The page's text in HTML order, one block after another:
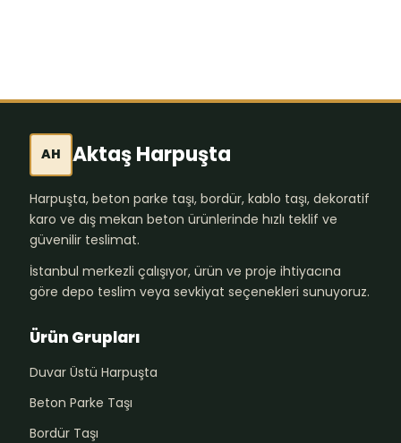
AH Aktaş Harpuşta
Harpuşta, beton parke taşı, bordür, kablo taşı, dekoratif
karo ve dış mekan beton ürünlerinde hızlı teklif ve
güvenilir teslimat.
İstanbul merkezli çalışıyor, ürün ve proje ihtiyacına
göre depo teslim veya sevkiyat seçenekleri sunuyoruz.
Ürün Grupları
Duvar Üstü Harpuşta
Beton Parke Taşı
Bordür Taşı